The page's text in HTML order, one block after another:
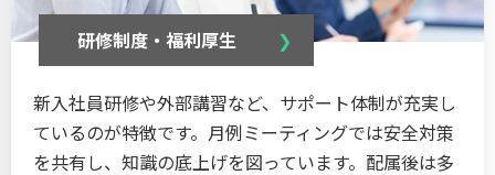
研修制度・福利厚⽣
新入社員研修や外部講習など、サポート体制が充実し
ているのが特徴です。月例ミーティングでは安全対策
を共有し、知識の底上げを図っています。配属後は多